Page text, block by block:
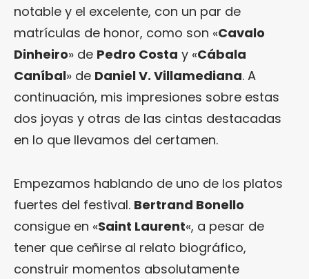
notable y el excelente, con un par de
matrículas de honor, como son «Cavalo
Dinheiro» de Pedro Costa y «Cábala
Caníbal» de Daniel V. Villamediana. A
continuación, mis impresiones sobre estas
dos joyas y otras de las cintas destacadas
en lo que llevamos del certamen.
Empezamos hablando de uno de los platos
fuertes del festival. Bertrand Bonello
consigue en «Saint Laurent«, a pesar de
tener que ceñirse al relato biográfico,
construir momentos absolutamente